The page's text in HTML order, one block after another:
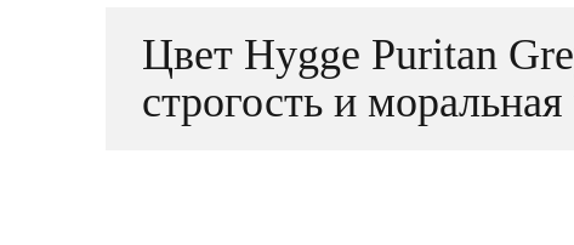
Цвет Hygge Puritan
строгость и моральная